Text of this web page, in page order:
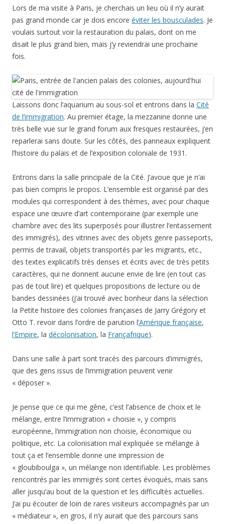
Lors de ma visite à Paris, je cherchais un lieu où il n’y aurait
pas grand monde car je dois encore éviter les bousculades. Je
voulais surtout voir la restauration du palais, dont on me
disait le plus grand bien, mais j’y reviendrai une prochaine
fois.
Laissons donc l’aquarium au sous-sol et entrons dans la Cité
de l’immigration. Au premier étage, la mezzanine donne une
très belle vue sur le grand forum aux fresques restaurées, j’en
reparlerai sans doute. Sur les côtés, des panneaux expliquent
l’histoire du palais et de l’exposition coloniale de 1931.
Entrons dans la salle principale de la Cité. J’avoue que je n’ai
pas bien compris le propos. L’ensemble est organisé par des
modules qui correspondent à des thèmes, avec pour chaque
espace une œuvre d’art contemporaine (par exemple une
chambre avec des lits superposés pour illustrer l’entassement
des immigrés), des vitrines avec des objets genre passeports,
permis de travail, objets transportés par les migrants, etc.,
des textes explicatifs très denses et écrits avec de très petits
caractères, qui ne donnent aucune envie de lire (en tout cas
pas de tout lire) et quelques propositions de lecture ou de
bandes dessinées (j’ai trouvé avec bonheur dans la sélection
la Petite histoire des colonies françaises de Jarry Grégory et
Otto T. revoir dans l’ordre de parution l’Amérique française,
l’Empire, la décolonisation, la Françafrique).
Dans une salle à part sont tracés des parcours d’immigrés,
que des gens issus de l’immigration peuvent venir
« déposer ».
Je pense que ce qui me gêne, c’est l’absence de choix et le
mélange, entre l’immigration « choisie », y compris
européenne, l’immigration non choisie, économique ou
politique, etc. La colonisation mal expliquée se mélange à
tout ça et l’ensemble donne une impression de
« gloubiboulga », un mélange non identifiable. Les problèmes
rencontrés par les immigrés sont certes évoqués, mais sans
aller jusqu’au bout de la question et les difficultés actuelles.
J’ai pu écouter de loin de rares visiteurs accompagnés par un
« médiateur », en gros, il n’y aurait que des parcours sans